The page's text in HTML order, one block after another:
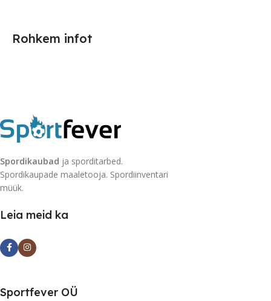
Rohkem infot
Spordikaubad ja sporditarbed.
Spordikaupade maaletooja. Spordiinventari
müük.
Leia meid ka
Sportfever OÜ